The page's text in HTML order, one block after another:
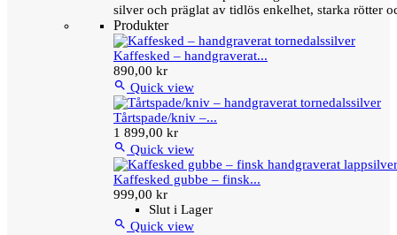
silver och präglat av tidlös enkelhet, starka rötter
Produkter
Kaffesked – handgraverat...
890,00 kr
 Quick view
Tårtspade/kniv –...
1 899,00 kr
 Quick view
Kaffesked gubbe – finsk...
999,00 kr
Slut i Lager
 Quick view